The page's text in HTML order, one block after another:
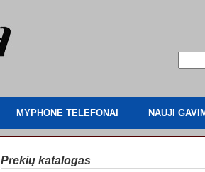
MYPHONE TELEFONAI NAUJI
Prekių katalogas